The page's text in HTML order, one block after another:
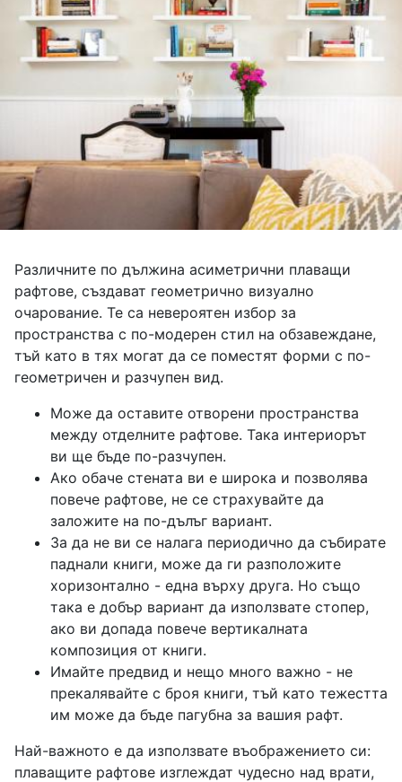
Различните по дължина асиметрични плаващи
рафтове, създават геометрично визуално
очарование. Те са невероятен избор за
пространства с по-модерен стил на обзавеждане,
тъй като в тях могат да се поместят форми с по-
геометричен и разчупен вид.
Може да оставите отворени пространства
между отделните рафтове. Така интериорът
ви ще бъде по-разчупен.
Ако обаче стената ви е широка и позволява
повече рафтове, не се страхувайте да
заложите на по-дълъг вариант.
За да не ви се налага периодично да събирате
паднали книги, може да ги разположите
хоризонтално - една върху друга. Но също
така е добър вариант да използвате стопер,
ако ви допада повече вертикалната
композиция от книги.
Имайте предвид и нещо много важно - не
прекалявайте с броя книги, тъй като тежестта
им може да бъде пагубна за вашия рафт.
Най-важното е да използвате въображението си:
плаващите рафтове изглеждат чудесно над врати,